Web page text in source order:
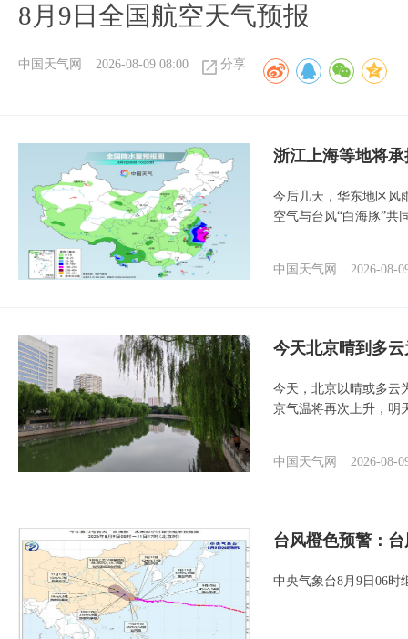
8月9日全国航空天气预报​
中国天气网 2026-08-09 08:00 分享
浙江上海等地将
今后几天，华东地区风
空气与台风“白海豚”共
中国天气网 2026-08-
今天北京晴到多
今天，北京以晴或多云
京气温将再次上升，明
中国天气网 2026-08-
台风橙色预警：
中央气象台8月9日06时